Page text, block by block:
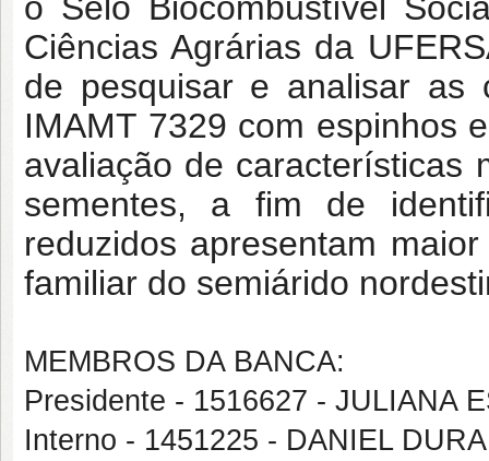
Ciências Agrárias da
de pesquisar e analisar as
IMAMT 7329 com espinhos
avaliação de características
sementes, a fim de
reduzidos apresentam
familiar do semiárido
MEMBROS DA BANCA:
Presidente - 1516627 - JULIANA
Interno - 1451225 - DANIEL